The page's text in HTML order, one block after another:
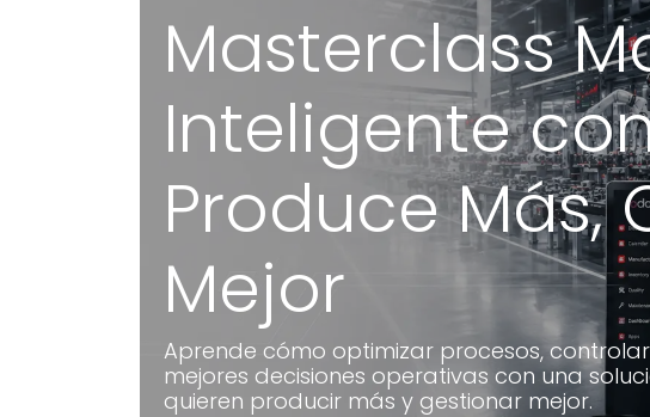
Masterclass
Inteligente
Produce Más,
Mejor
Aprende cómo optimizar procesos,
mejores decisiones operativas con una
quieren producir más y gestionar mejor.